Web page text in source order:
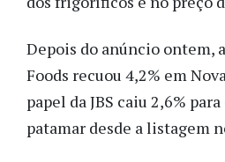
Depois do anúncio ontem,
Foods recuou 4,2% em
papel da JBS caiu 2,6%
patamar desde a listagem